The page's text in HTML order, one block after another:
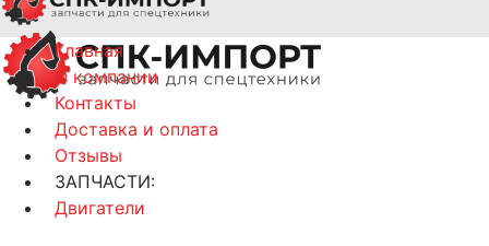
Главная
О компании
Контакты
Доставка и оплата
Отзывы
ЗАПЧАСТИ:
Двигатели